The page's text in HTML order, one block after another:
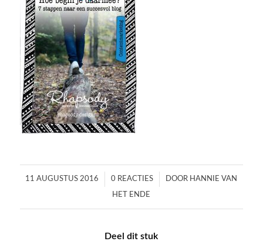
11 AUGUSTUS 2016
/ 0 REACTIES
/ DOOR HANNIE VAN
HET ENDE
Deel dit stuk